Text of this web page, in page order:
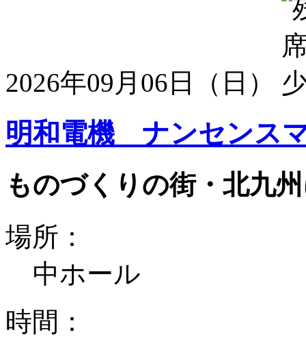
2026年09月06日（日）
明和電機 ナンセンス
ものづくりの街・北九
場所：
中ホール
時間：